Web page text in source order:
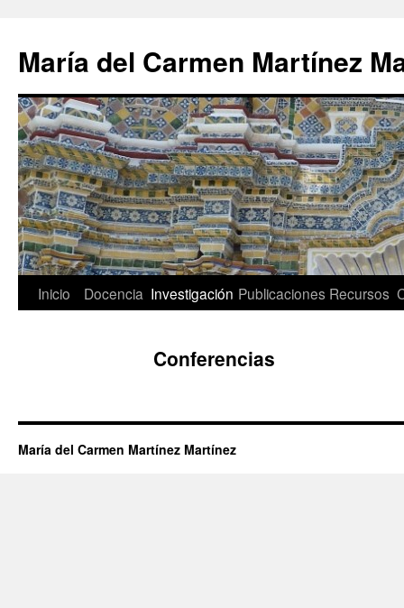
contenido
María del Carmen Martínez
Inicio Docencia Investigación Publicaciones Recursos
Conferencias
María del Carmen Martínez Martínez